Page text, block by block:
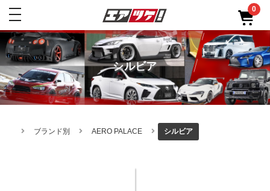
toggle
0
シルビア
ブランド別 AERO PALACE シルビア